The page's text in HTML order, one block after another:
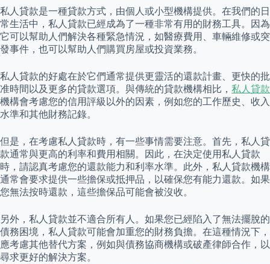
私人貸款是一種貸款方式，由個人或小型機構提供。在我們的日
常生活中，私人貸款已經成為了一種非常有用的財務工具。因為
它可以幫助人們解決各種緊急情況，如醫療費用、車輛維修或突
發事件，也可以幫助人們購買房屋或投資業務。
私人貸款的好處在於它們通常提供更靈活的還款計畫、更快的批
准時間以及更多的貸款選項。與傳統的貸款機構相比， 私人貸款
機構會考慮您的信用評級以外的因素，例如您的工作歷史、收入
水準和其他財務記錄。
但是，在考慮私人貸款時，有一些事情需要注意。首先，私人貸
款通常與更高的利率和費用相關。因此，在決定使用私人貸款
時，請認真考慮您的還款能力和利率水準。此外，私人貸款機構
通常會要求提供一些擔保或抵押品，以確保您有能力還款。如果
您無法按時還款，這些擔保品可能會被沒收。
另外，私人貸款並不適合所有人。如果您已經陷入了無法擺脫的
債務困境，私人貸款可能會加重您的財務負擔。在這種情況下，
應考慮其他替代方案，例如與債務協商機構或破產律師合作，以
尋求更好的解決方案。